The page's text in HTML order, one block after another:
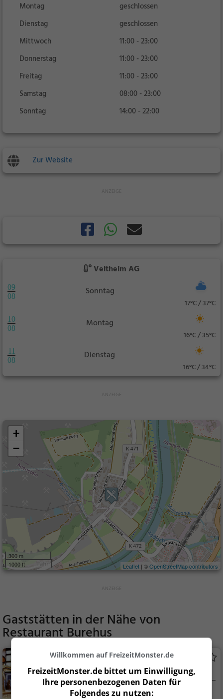
Montag
geschlossen
Dienstag
geschlossen
Mittwoch
11:00 - 23:00
Donnerstag
11:00 - 23:00
Freitag
11:00 - 23:00
Samstag
08:00 - 23:00
Sonntag
14:00 - 22:00
Zur Website
Veltheim AG
09
08
Sonntag
17°C / 37°C
10
08
Montag
16°C / 35°C
11
08
Dienstag
16°C / 34°C
+
−
300 m
1000 ft
Leaflet | ©OpenStreetMap contributors
Gaststätten in der Nähe von
Restaurant Burehus
Moosberger
Bar in Möriken AG
Möriken AG, Schw
Willkommen auf FreizeitMonster.de
FreizeitMonster.de bittet um Einwilligung,
Ihre personenbezogenen Daten für
Folgendes zu nutzen: